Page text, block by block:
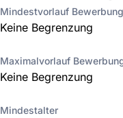
Mindestvorlauf Bewerbung
Keine Begrenzung
Maximalvorlauf
Keine Begrenzung
Mindestalter